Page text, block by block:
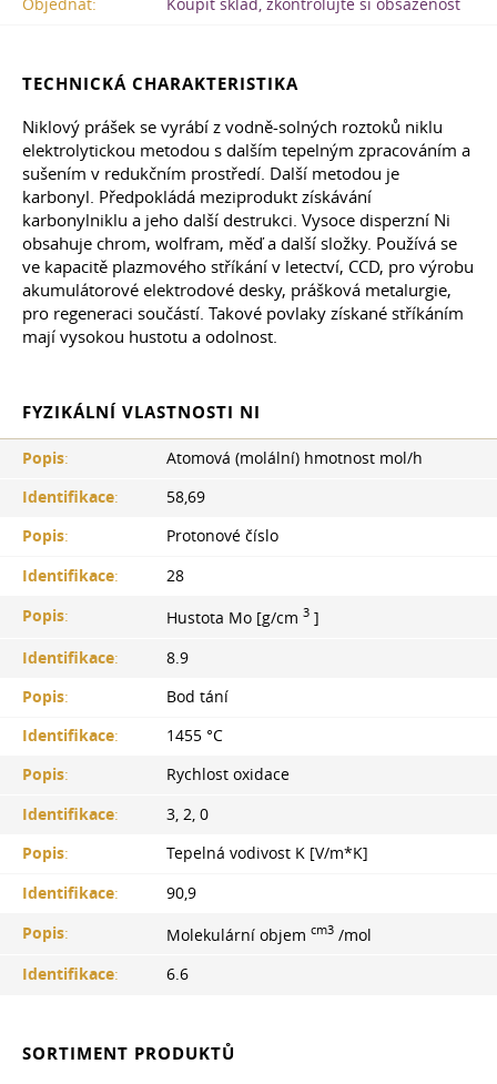
Objednat:
Koupit sklad, zkontrolujte si obsazenost
TECHNICKÁ CHARAKTERISTIKA
Niklový prášek se vyrábí z vodně-solných roztoků niklu
elektrolytickou metodou s dalším tepelným zpracováním a
sušením v redukčním prostředí. Další metodou je
karbonyl. Předpokládá meziprodukt získávání
karbonylniklu a jeho další destrukci. Vysoce disperzní Ni
obsahuje chrom, wolfram, měď a další složky. Používá se
ve kapacitě plazmového stříkání v letectví, CCD, pro výrobu
akumulátorové elektrodové desky, prášková metalurgie,
pro regeneraci součástí. Takové povlaky získané stříkáním
mají vysokou hustotu a odolnost.
FYZIKÁLNÍ VLASTNOSTI NI
Popis:
Atomová (molální) hmotnost mol/h
Identifikace:
58,69
Popis:
Protonové číslo
Identifikace:
28
Popis: Hustota Mo [g/cm 3 ]
Identifikace:
8.9
Popis:
Bod tání
Identifikace:
1455 °С
Popis:
Rychlost oxidace
Identifikace:
3, 2, 0
Popis:
Tepelná vodivost K [V/m*K]
Identifikace:
90,9
Popis: Molekulární objem cm3 /mol
Identifikace: 6.6
SORTIMENT PRODUKTŮ